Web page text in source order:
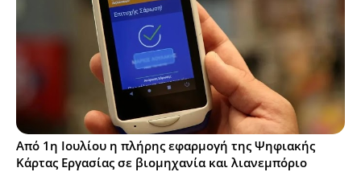
Από 1η Ιουλίου η πλήρης εφαρμογή της Ψηφιακής
Κάρτας Εργασίας σε βιομηχανία και λιανεμπόριο